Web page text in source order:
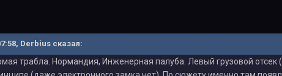
Derbius сказал:
трабла. Нормандия, Инженерная палуба. Левый грузовой